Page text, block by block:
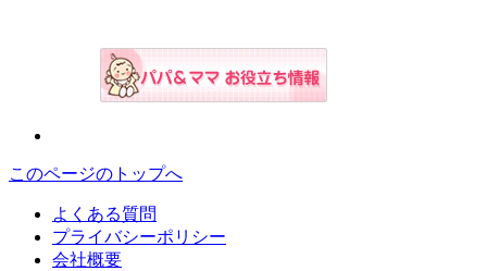
このページのトップへ
よくある質問
プライバシーポリシー
会社概要